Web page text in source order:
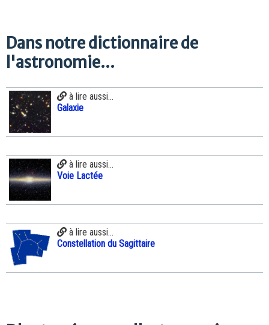
Dans notre dictionnaire de
l'astronomie...
à lire aussi...
Galaxie
à lire aussi...
Voie Lactée
à lire aussi...
Constellation du Sagittaire